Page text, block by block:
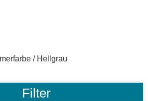
/ Hellgrau
Filter